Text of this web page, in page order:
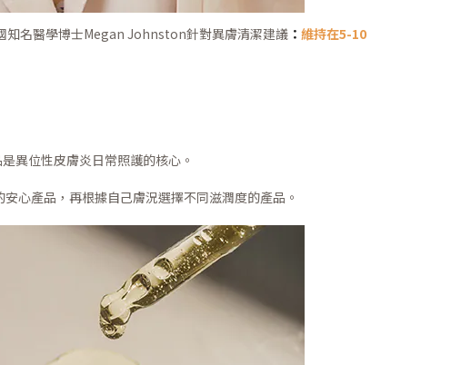
知名醫學博士Megan Johnston針對異膚清潔建議 ： 維持在5-10
異位性皮膚炎日常照護的核心。
心產品，再根據自己膚況選擇不同滋潤度的產品。